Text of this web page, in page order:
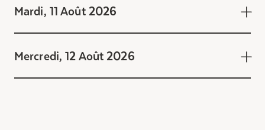
Vendredi, 7 Août 2026
Mardi, 11 Août 2026
Mercredi, 12 Août 2026